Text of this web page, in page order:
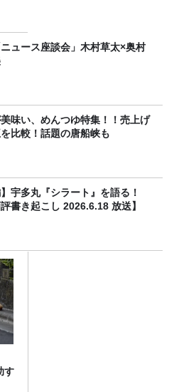
ュース座談会」木村草太×奥村
味い、めんつゆ特集！！売上げ
比較！話題の唐船峡も
】宇多丸『シラート』を語る！
評書き起こし 2026.6.18 放送】
す